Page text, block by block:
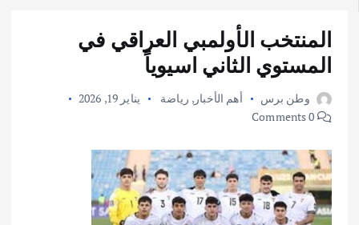
المنتخب الأولمبي العراقي في
المستوي الثاني اسيوياً
وطن برس أهم الأخبار , رياضة
يناير 19, 2026